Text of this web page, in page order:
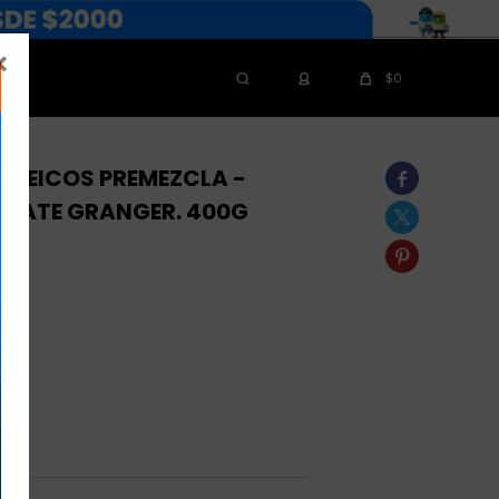
$0



PREMEZCLA -
GRANGER. 400G